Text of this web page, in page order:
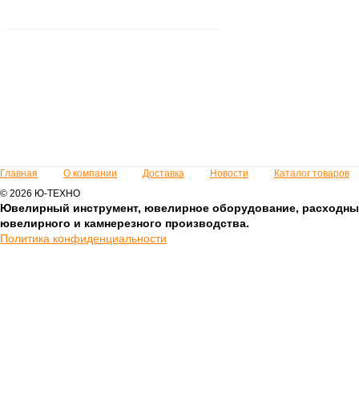
Главная О компании Доставка Новости
Каталог товаров
© 2026 Ю-ТЕХНО
Ювелирный инструмент, ювелирное оборудование,
ювелирного и камнерезного производства.
Политика конфиденциальности